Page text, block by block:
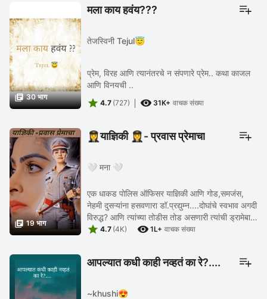
 30 भाग
मला काय हवंय???
तेजस्विनी Tejul😇
प्रेम, विरह आणि त्यानंतरचे न संपणारे प्रेम.. कथा काजल
आणि विनयची ..
 4.7 (727)  31K+ वाचक संख्या
 19 भाग
👩‍✈️याज्ञिकी 👩‍✈️- प्रवास प्रेमाचा
🤍 मना 🤍
एक धाकड पोलिस ऑफिसर याज्ञिकी आणि गोड,समजंस,
नेहमी दुसऱ्यांना हसवणारा डॉ.प्रद्युम्न....दोघांचे स्वभाव अगदी
विरुद्ध? आणि त्यांच्या तोडीस तोड असणारी त्यांची ड्रामेबाज
फॅमिली....कशी जुळवून आणतील ...
 4.7 (4K)  1L+ वाचक संख्या
आपल्यात कधी काही नव्हतं का रे?....
~khushi😍